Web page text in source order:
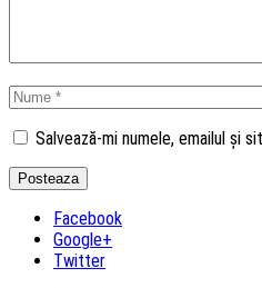
Salvează-mi numele, emailul și
Facebook
Google+
Twitter